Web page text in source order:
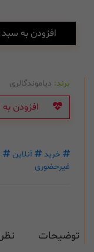
افزودن به
برند: دیاموندگالری
افزودن
خرید آنلاین
غیرحضوری
توضیحات